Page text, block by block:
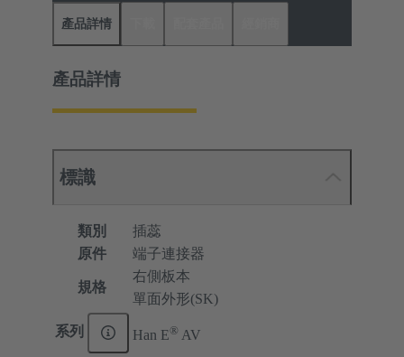
產品詳情
產品詳情
標識
類別
插蕊
原件
端子連接器
規格
右側板本
單面外形(SK)
系列 Han E® AV